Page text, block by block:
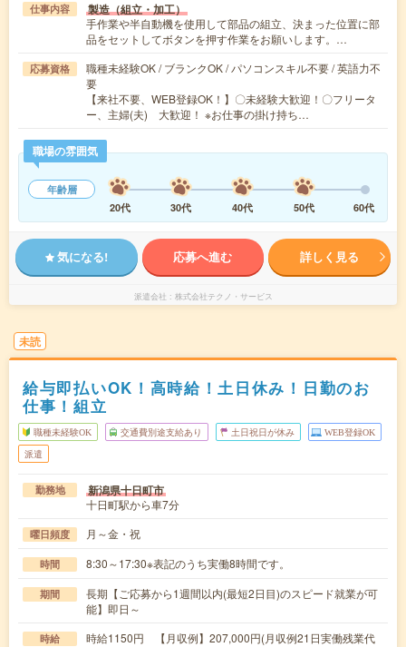
仕事内容 製造（組立・加工）
手作業や半自動機を使用して部品の組立、決まった位置に部
品をセットしてボタンを押す作業をお願いします。…
応募資格
職種未経験OK / ブランクOK / パソコンスキル不要 / 英語力不
要
【来社不要、WEB登録OK！】〇未経験大歓迎！〇フリータ
ー、主婦(夫) 大歓迎！ ※お仕事の掛け持ち…
職場の雰囲気
年齢層
20代
30代 40代 50代 60代
気になる! 応募へ進む 詳しく見る
派遣会社 株式会社テクノ・サービス
未読
給与即払いOK！高時給！土日休み！日勤のお
仕事！組立
職種未経験OK 交通費別途支給あり 土日祝日が休み WEB登録OK
派遣
勤務地 新潟県十日町市
十日町駅から車7分
曜日頻度 月～金・祝
時間 8:30～17:30※表記のうち実働8時間です。
期間
長期【ご応募から1週間以内(最短2日目)のスピード就業が可
能】即日～
時給
時給1150円 【月収例】207,000円(月収例21日実働残業代